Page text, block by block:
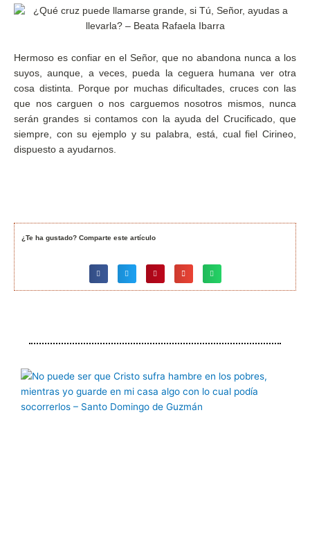
Hermoso es confiar en el Señor, que no abandona nunca a los
suyos, aunque, a veces, pueda la ceguera humana ver otra
cosa distinta. Porque por muchas dificultades, cruces con las
que nos carguen o nos carguemos nosotros mismos, nunca
serán grandes si contamos con la ayuda del Crucificado, que
siempre, con su ejemplo y su palabra, está, cual fiel Cirineo,
dispuesto a ayudarnos.
¿Te ha gustado? Comparte este artículo
PáginaPáginaPáginaPáginaPágina